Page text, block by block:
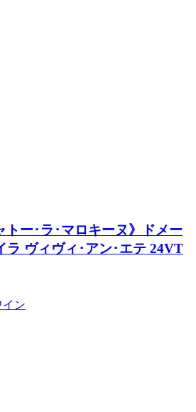
トー･ラ･マロキーヌ》ドメー
ラ ヴィヴィ･アン･エテ 24VT
イン